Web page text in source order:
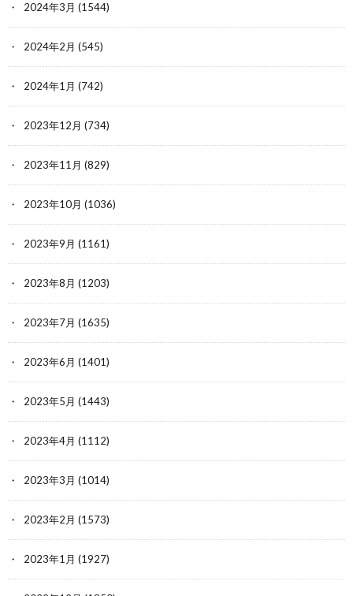
2024年3月 (1544)
2024年2月 (545)
2024年1月 (742)
2023年12月 (734)
2023年11月 (829)
2023年10月 (1036)
2023年9月 (1161)
2023年8月 (1203)
2023年7月 (1635)
2023年6月 (1401)
2023年5月 (1443)
2023年4月 (1112)
2023年3月 (1014)
2023年2月 (1573)
2023年1月 (1927)